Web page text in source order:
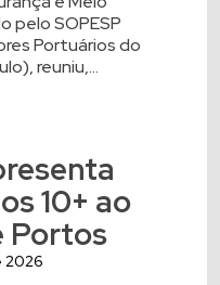
pelo SOPESP
Portuários do
reuniu,...
10+ ao
Portos
2026